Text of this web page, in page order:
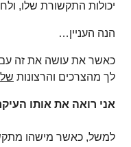
יכולות התקשורת שלו,
הנה העניין…
כאשר את עושה את זה
לך מהצרכים והרצונות
אני רואה את אותו
למשל, כאשר מישהו